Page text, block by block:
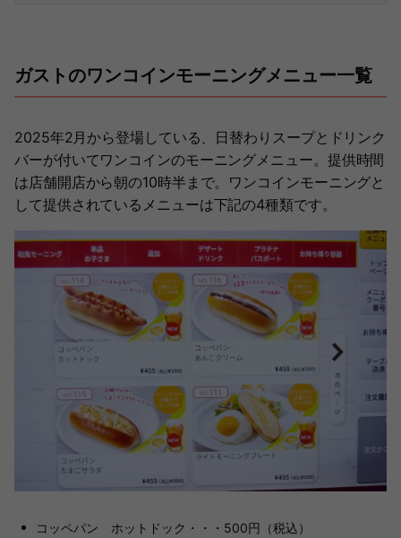
ガストのワンコインモーニングメニュー一覧
2025年2月から登場している、日替わりスープとドリンク
バーが付いてワンコインのモーニングメニュー。提供時間
は店舗開店から朝の10時半まで。ワンコインモーニングと
して提供されているメニューは下記の4種類です。
コッペパン ホットドック・・・500円（税込）